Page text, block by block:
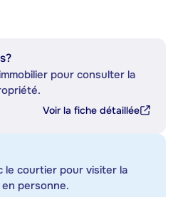
pour consulter la
Voir la fiche détaillée
le courtier pour visiter la
personne.